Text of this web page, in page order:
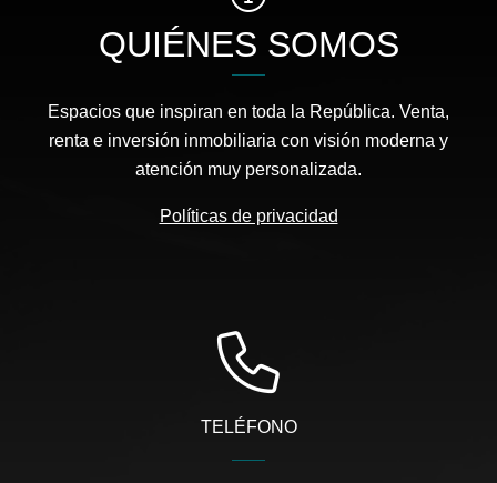
QUIÉNES SOMOS
Espacios que inspiran en toda la República. Venta,
renta e inversión inmobiliaria con visión moderna y
atención muy personalizada.
Políticas de privacidad
TELÉFONO